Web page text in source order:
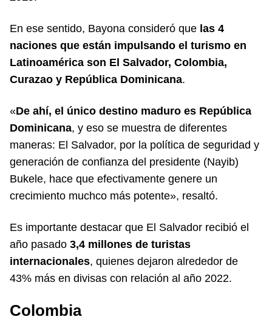
En ese sentido, Bayona consideró que las 4
naciones que están impulsando el turismo en
Latinoamérica son El Salvador, Colombia,
Curazao y República Dominicana.
«De ahí, el único destino maduro es República
Dominicana, y eso se muestra de diferentes
maneras: El Salvador, por la política de seguridad y
generación de confianza del presidente (Nayib)
Bukele, hace que efectivamente genere un
crecimiento muchco más potente», resaltó.
Es importante destacar que El Salvador recibió el
año pasado 3,4 millones de turistas
internacionales, quienes dejaron alrededor de
43% más en divisas con relación al año 2022.
Colombia